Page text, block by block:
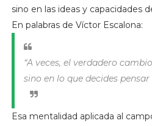
sino en las ideas y capacidades
En palabras de Víctor Escalona:
“A veces, el verdadero
sino en lo que decides
Esa mentalidad aplicada al